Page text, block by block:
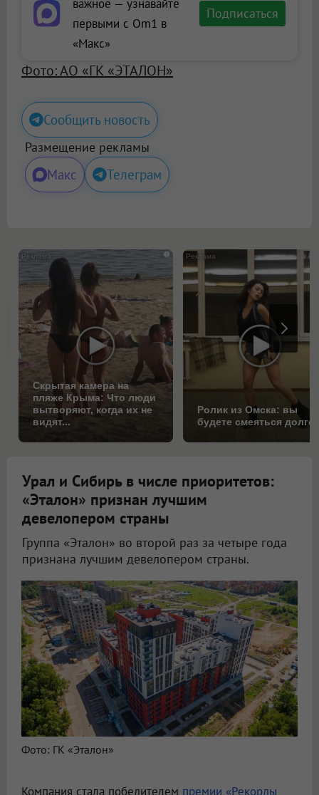
важное — узнавайте
первыми с Om1 в
«Макс»
Подписаться
Фото: АО «ГК «ЭТАЛОН»
Сообщить новость
Размещение рекламы
Макс Телеграм
i
Скрытая камера на
пляже Крыма: Что люди
вытворяют, когда их не
видят...
Ролик из Омска: вы
будете смеяться долго
Урал и Сибирь в числе приоритетов:
«Эталон» признан лучшим
девелопером страны
Группа «Эталон» во второй раз за четыре года
признана лучшим девелопером страны.
Фото: ГК «Эталон»
Компания стала победителем премии «Рекорды